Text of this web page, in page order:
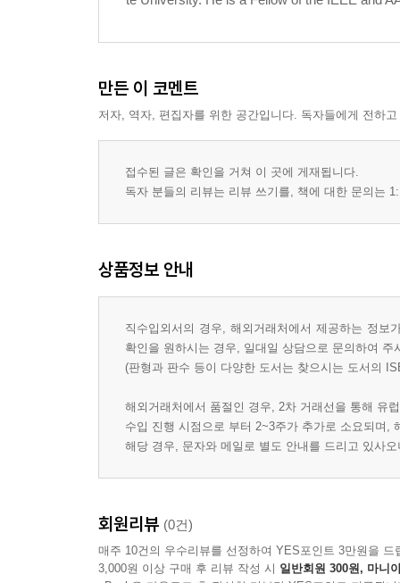
Exercises 20
3 Transformations 23
3.2 Eigenvalues and Eigenvectors 24
3.4 Quadratic Forms 27
Exercises 35
4.1 Line Segments 39
만든 이 코멘트
저자, 역자, 편집자를 위한 공간입니다. 독자들에게 전하
접수된 글은 확인을 거쳐 이 곳에 게재됩니다.
독자 분들의 리뷰는 리뷰 쓰기를, 책에 대한 문의는
상품정보 안내
직수입외서의 경우, 해외거래처에서 제공하는 정
확인을 원하시는 경우, 일대일 상담으로 문의하여 주
(판형과 판수 등이 다양한 도서는 찾으시는 도서의
해외거래처에서 품절인 경우, 2차 거래선을 통해 유
수입 진행 시점으로 부터 2~3주가 추가로 소요되며,
해당 경우, 문자와 메일로 별도 안내를 드리고 있사
회원리뷰 (0건)
매주 10건의 우수리뷰를 선정하여 YES포인트 3만원을 드
3,000원 이상 구매 후 리뷰 작성 시 일반회원 300원, 마니